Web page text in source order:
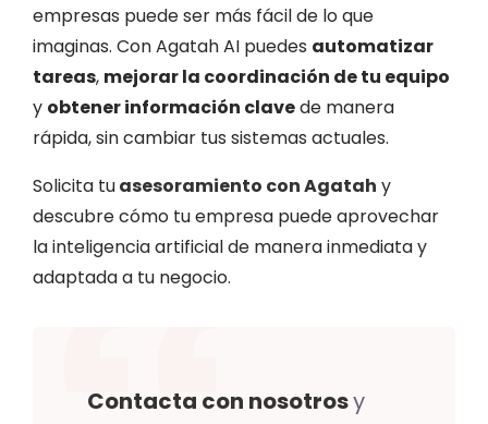
empresas puede ser más fácil de lo que
imaginas. Con Agatah AI puedes automatizar
tareas, mejorar la coordinación de tu equipo
y obtener información clavede manera
rápida, sin cambiar tus sistemas actuales.
Solicita tuasesoramiento con Agatah y
descubre cómo tu empresa puede aprovechar
la inteligencia artificial de manera inmediata y
adaptada a tu negocio.
Contacta con nosotrosy